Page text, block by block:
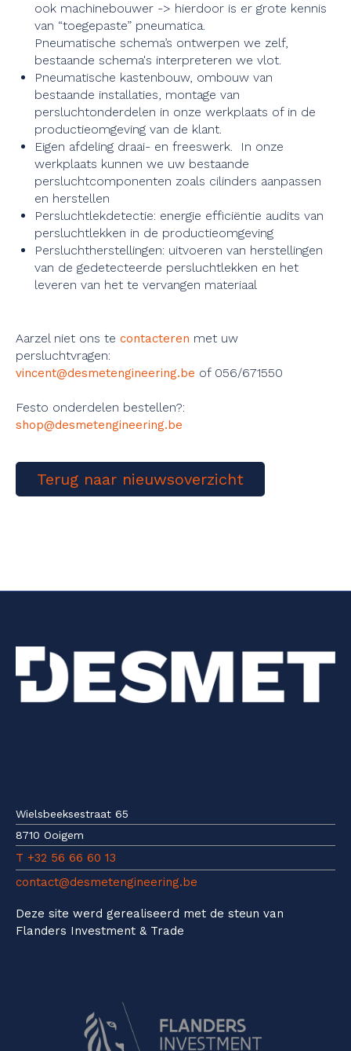
ook machinebouwer -> hierdoor is er grote kennis
van “toegepaste” pneumatica.
Pneumatische schema’s ontwerpen we zelf,
bestaande schema's interpreteren we vlot.
Pneumatische kastenbouw, ombouw van
bestaande installaties, montage van
persluchtonderdelen in onze werkplaats of in de
productieomgeving van de klant.
Eigen afdeling draai- en freeswerk. In onze
werkplaats kunnen we uw bestaande
persluchtcomponenten zoals cilinders aanpassen
en herstellen
Persluchtlekdetectie: energie efficiëntie audits van
persluchtlekken in de productieomgeving
Persluchtherstellingen: uitvoeren van herstellingen
van de gedetecteerde persluchtlekken en het
leveren van het te vervangen materiaal
Aarzel niet ons te contacteren met uw
persluchtvragen:
vincent@desmetengineering.be of 056/671550
Festo onderdelen bestellen?:
shop@desmetengineering.be
Terug naar nieuwsoverzicht
Wielsbeeksestraat 65
8710 Ooigem
T +32 56 66 60 13
contact@desmetengineering.be
Deze site werd gerealiseerd met de steun van
Flanders Investment & Trade